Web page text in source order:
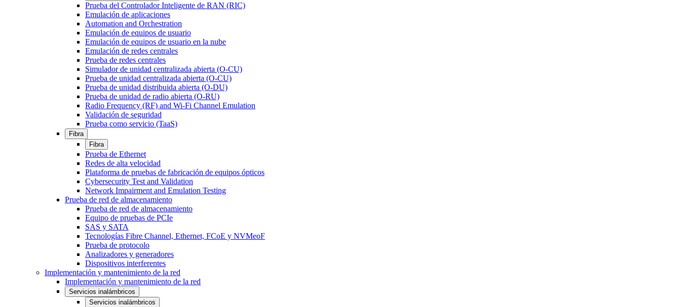
Prueba del Controlador Inteligente de RAN (RIC)
Emulación de aplicaciones
Automation and Orchestration
Emulación de equipos de usuario
Emulación de equipos de usuario en la nube
Emulación de redes centrales
Prueba de redes centrales
Simulador de unidad centralizada abierta (O-CU)
Prueba de unidad centralizada abierta (O-CU)
Prueba de unidad distribuida abierta (O-DU)
Prueba de unidad de radio abierta (O-RU)
Radio Frequency (RF) and Wi-Fi Channel Emulation
Validación de seguridad
Prueba como servicio (TaaS)
Fibra
Fibra
Prueba de Ethernet
Redes de alta velocidad
Plataforma de pruebas de fabricación de equipos ópticos
Cybersecurity Test and Validation
Network Impairment and Emulation Testing
Prueba de red de almacenamiento
Prueba de red de almacenamiento
Equipo de pruebas de PCIe
SAS y SATA
Tecnologías Fibre Channel, Ethernet, FCoE y NVMeoF
Prueba de protocolo
Analizadores y generadores
Dispositivos interferentes
Implementación y mantenimiento de la red
Implementación y mantenimiento de la red
Servicios inalámbricos
Servicios inalámbricos